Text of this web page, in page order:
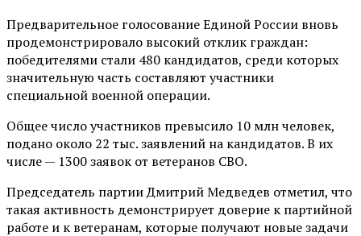
Предварительное голосование Единой России вновь
продемонстрировало высокий отклик граждан:
победителями стали 480 кандидатов, среди которых
значительную часть составляют участники
специальной военной операции.
Общее число участников превысило 10 млн человек,
подано около 22 тыс. заявлений на кандидатов. В их
числе — 1300 заявок от ветеранов СВО.
Председатель партии Дмитрий Медведев отметил, что
такая активность демонстрирует доверие к партийной
работе и к ветеранам, которые получают новые задачи